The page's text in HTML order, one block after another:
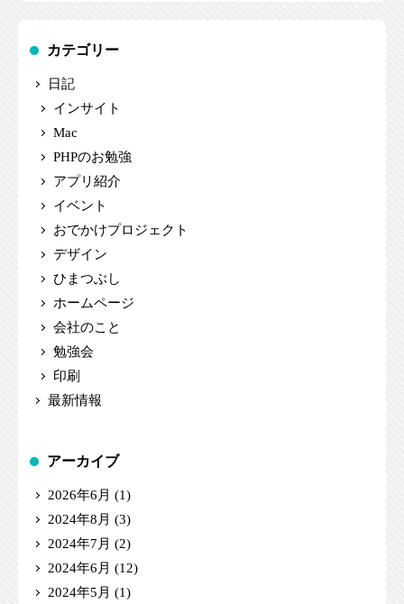
カテゴリー
日記
インサイト
Mac
PHPのお勉強
アプリ紹介
イベント
おでかけプロジェクト
デザイン
ひまつぶし
ホームページ
会社のこと
勉強会
印刷
最新情報
アーカイブ
2026年6月 (1)
2024年8月 (3)
2024年7月 (2)
2024年6月 (12)
2024年5月 (1)